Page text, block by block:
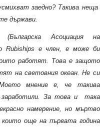
заедно? Такива неща
държави.
Асоциация на
Rubiships е член, е може би
работят. Това е защото
на световния океан. Не си
мнение е, че такива
За това и
така
намерение, но мъртво
още на първата година